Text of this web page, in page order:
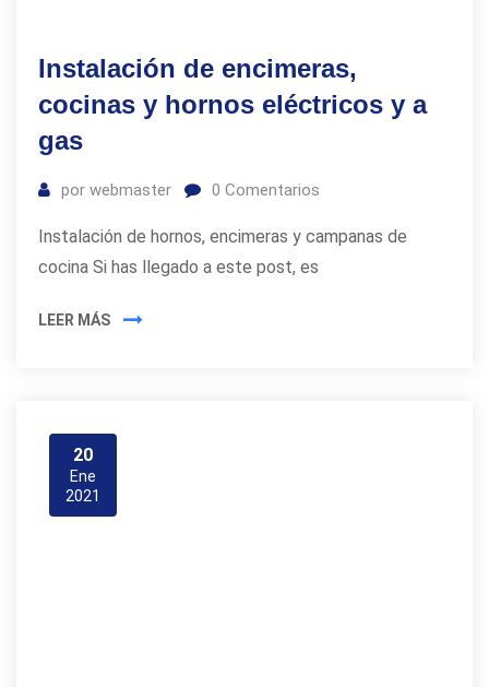
Instalación de encimeras,
cocinas y hornos eléctricos y a
gas
por webmaster 0 Comentarios
Instalación de hornos, encimeras y campanas de
cocina Si has llegado a este post, es
LEER MÁS
20
Ene
2021